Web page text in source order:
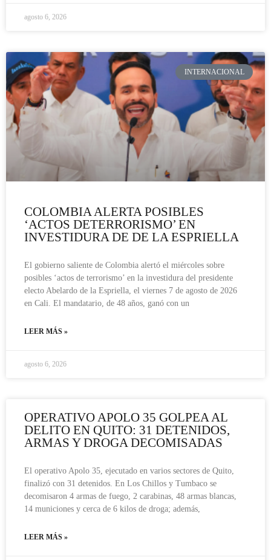
agosto 6, 2026
INTERNACIONAL
COLOMBIA ALERTA POSIBLES
‘ACTOS DETERRORISMO’ EN
INVESTIDURA DE DE LA ESPRIELLA
El gobierno saliente de Colombia alertó el miércoles sobre
posibles ‘actos de terrorismo’ en la investidura del presidente
electo Abelardo de la Espriella, el viernes 7 de agosto de 2026
en Cali. El mandatario, de 48 años, ganó con un
LEER MÁS »
agosto 6, 2026
OPERATIVO APOLO 35 GOLPEA AL
DELITO EN QUITO: 31 DETENIDOS,
ARMAS Y DROGA DECOMISADAS
El operativo Apolo 35, ejecutado en varios sectores de Quito,
finalizó con 31 detenidos. En Los Chillos y Tumbaco se
decomisaron 4 armas de fuego, 2 carabinas, 48 armas blancas,
14 municiones y cerca de 6 kilos de droga; además,
LEER MÁS »